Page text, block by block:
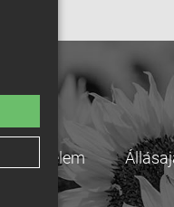
Adatvédelem